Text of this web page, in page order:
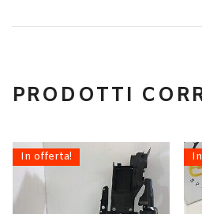
PRODOTTI
In offerta!